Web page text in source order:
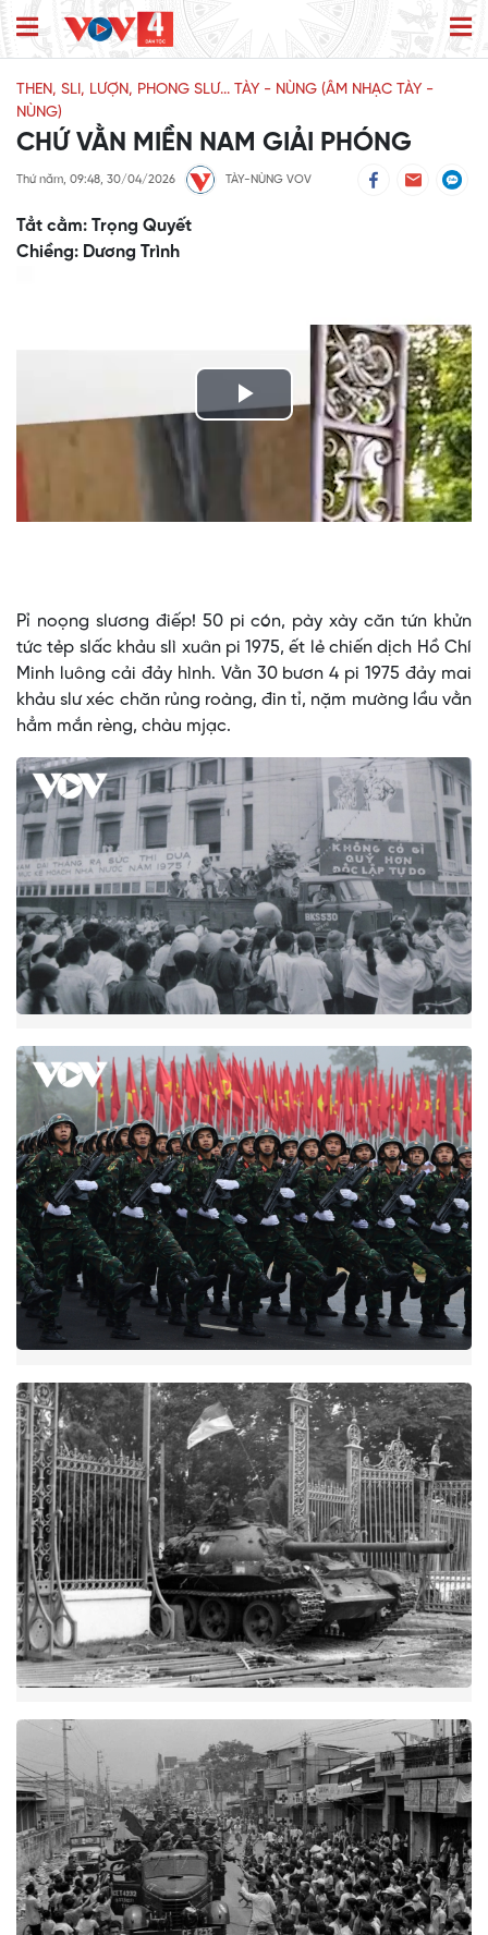
THEN, SLI, LƯỢN, PHONG SLƯ... TÀY - NÙNG (ÂM NHẠC TÀY -
NÙNG)
CHỨ VẰN MIỀN NAM GIẢI PHÓNG
Thứ năm, 09:48, 30/04/2026 TÀY-NÙNG VOV
Tẳt cằm: Trọng Quyết
Chiềng: Dương Trình
Play
Video
Pỉ noọng slương điếp! 50 pi cón, pày xày căn tứn khửn
tức tẻp slấc khảu slì xuân pi 1975, ết lẻ chiến dịch Hồ Chí
Minh luông cải đảy hình. Vằn 30 bươn 4 pi 1975 đảy mai
khảu slư xéc chăn rủng roàng, đin tỉ, nặm mường lầu vằn
hẳm mắn rèng, chàu mjạc.